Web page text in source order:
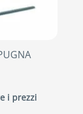
i prezzi